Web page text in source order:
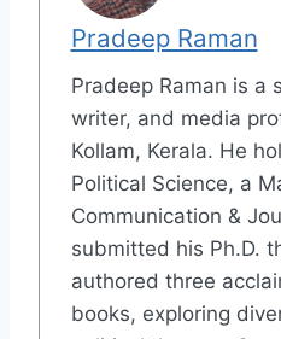
Pradeep Raman
Pradeep Raman is a
writer, and media
Kollam, Kerala. He
Political Science, a
Communication &
submitted his Ph.D.
authored three
books, exploring